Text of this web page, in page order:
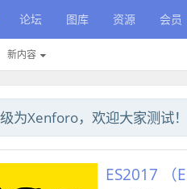
新内容
论坛 图库 资源 会员
为Xenforo，欢迎大家测试！
ES2017 （